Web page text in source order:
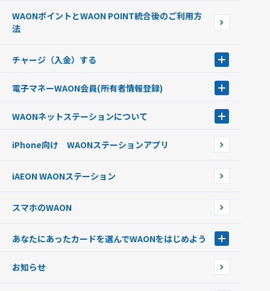
ポイントの有効期限について
WAONポイントとWAON POINT統合後のご利用方
法
チャージ（入金）する
現金でチャージする
銀行口座・ATMからチャージする
オートチャージ
ポイントからチャージする
チャージ上限金額の変更について
電子マネーWAON会員(所有者情報登録)
WAON POINTサービス会員登録に伴う個人データの共同利用のお知
WAONネットステーションについて
WAONネットステーションWAON端末について
iPhone向け WAONステーションアプリ
iAEON WAONステーション
スマホのWAON
あなたにあったカードを選んでWAONをはじめよう
フードバンク応援WAON
お知らせ